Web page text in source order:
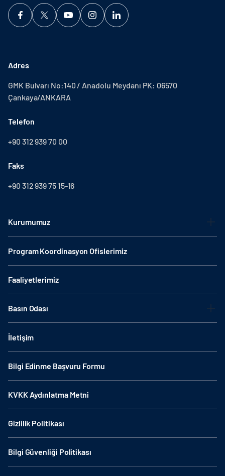
Adres
GMK Bulvarı No:140 / Anadolu Meydanı PK: 06570
Çankaya/ANKARA
Telefon
+90 312 939 70 00
Faks
+90 312 939 75 15-16
Kurumumuz
Program Koordinasyon Ofislerimiz
Faaliyetlerimiz
Basın Odası
İletişim
Bilgi Edinme Başvuru Formu
KVKK Aydınlatma Metni
Gizlilik Politikası
Bilgi Güvenliği Politikası